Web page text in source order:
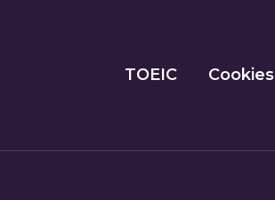
TOEIC Cookies